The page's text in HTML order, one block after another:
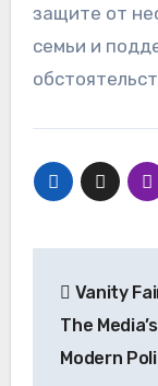
защите от
семьи и
Vanity
The
Modern